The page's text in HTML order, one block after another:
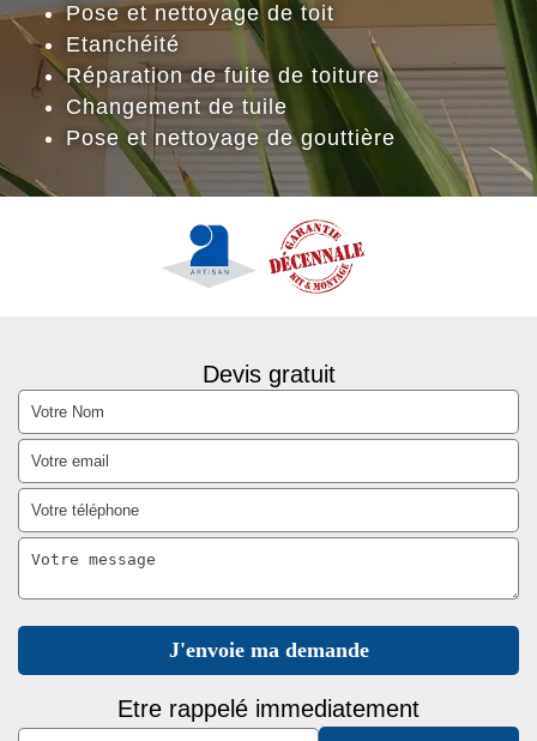
Pose et nettoyage de toit
Etanchéité
Réparation de fuite de toiture
Changement de tuile
Pose et nettoyage de gouttière
Devis gratuit
Etre rappelé immediatement